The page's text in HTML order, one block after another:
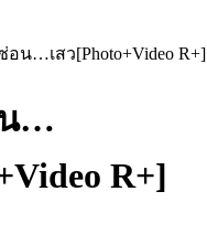
อน…เสว[Photo+Video R+]
น…
R+]